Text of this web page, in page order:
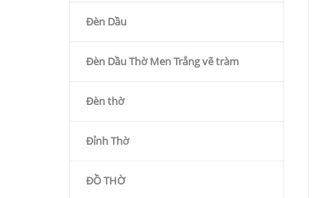
Đèn Dầu
Đèn Dầu Thờ Men Trắng vẽ tràm
Đèn thờ
Đỉnh Thờ
ĐỒ THỜ